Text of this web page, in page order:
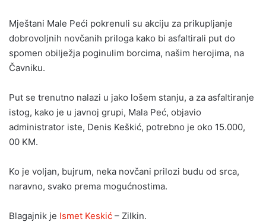
Mještani Male Peći pokrenuli su akciju za prikupljanje
dobrovoljnih novčanih priloga kako bi asfaltirali put do
spomen obilježja poginulim borcima, našim herojima, na
Čavniku.
Put se trenutno nalazi u jako lošem stanju, a za asfaltiranje
istog, kako je u javnoj grupi, Mala Peć, objavio
administrator iste, Denis Keškić, potrebno je oko 15.000,
00 KM.
Ko je voljan, bujrum, neka novčani prilozi budu od srca,
naravno, svako prema mogućnostima.
Blagajnik je Ismet Keskić – Zilkin.